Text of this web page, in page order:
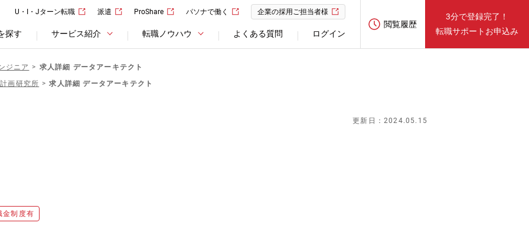
U・I・Jターン転職 派遣 ProShare パソナで働く 企業の採用ご担当者様
探す サービス紹介 転職ノウハウ よくある質問 ログイン
閲覧履歴
3分で登録完了！
転職サポートお申込み
ジニア
求人詳細 データアーキテクト
画研究所
求人詳細 データアーキテクト
更新日：2024.05.15
金制度有